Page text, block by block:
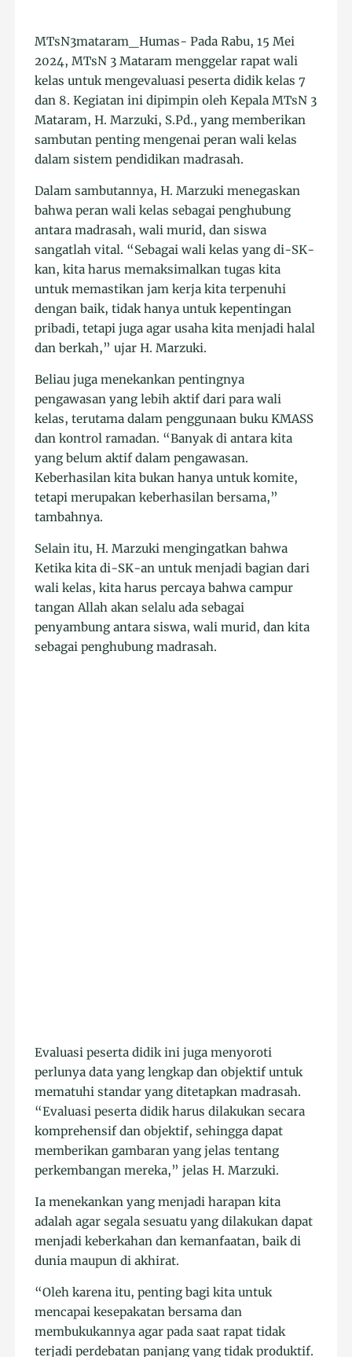
MTsN3mataram_Humas- Pada Rabu, 15 Mei
2024, MTsN 3 Mataram menggelar rapat wali
kelas untuk mengevaluasi peserta didik kelas 7
dan 8. Kegiatan ini dipimpin oleh Kepala MTsN 3
Mataram, H. Marzuki, S.Pd., yang memberikan
sambutan penting mengenai peran wali kelas
dalam sistem pendidikan madrasah.
Dalam sambutannya, H. Marzuki menegaskan
bahwa peran wali kelas sebagai penghubung
antara madrasah, wali murid, dan siswa
sangatlah vital. “Sebagai wali kelas yang di-SK-
kan, kita harus memaksimalkan tugas kita
untuk memastikan jam kerja kita terpenuhi
dengan baik, tidak hanya untuk kepentingan
pribadi, tetapi juga agar usaha kita menjadi halal
dan berkah,” ujar H. Marzuki.
Beliau juga menekankan pentingnya
pengawasan yang lebih aktif dari para wali
kelas, terutama dalam penggunaan buku KMASS
dan kontrol ramadan. “Banyak di antara kita
yang belum aktif dalam pengawasan.
Keberhasilan kita bukan hanya untuk komite,
tetapi merupakan keberhasilan bersama,”
tambahnya.
Selain itu, H. Marzuki mengingatkan bahwa
Ketika kita di-SK-an untuk menjadi bagian dari
wali kelas, kita harus percaya bahwa campur
tangan Allah akan selalu ada sebagai
penyambung antara siswa, wali murid, dan kita
sebagai penghubung madrasah.
Evaluasi peserta didik ini juga menyoroti
perlunya data yang lengkap dan objektif untuk
mematuhi standar yang ditetapkan madrasah.
“Evaluasi peserta didik harus dilakukan secara
komprehensif dan objektif, sehingga dapat
memberikan gambaran yang jelas tentang
perkembangan mereka,” jelas H. Marzuki.
Ia menekankan yang menjadi harapan kita
adalah agar segala sesuatu yang dilakukan dapat
menjadi keberkahan dan kemanfaatan, baik di
dunia maupun di akhirat.
“Oleh karena itu, penting bagi kita untuk
mencapai kesepakatan bersama dan
membukukannya agar pada saat rapat tidak
terjadi perdebatan panjang yang tidak produktif.